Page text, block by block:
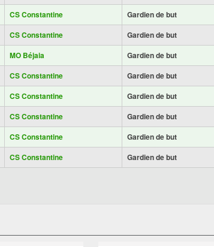
CS Constantine
Gardien de but
CS Constantine
Gardien de but
MO Béjaia
Gardien de but
CS Constantine
Gardien de but
CS Constantine
Gardien de but
CS Constantine
Gardien de but
CS Constantine
Gardien de but
CS Constantine Gardien de but